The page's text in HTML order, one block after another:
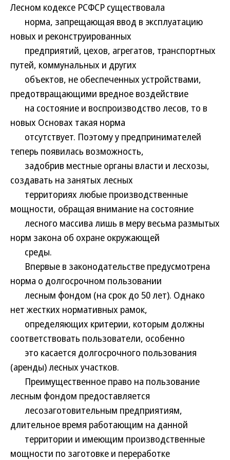
Лесном кодексе РСФСР существовала
норма, запрещающая ввод в эксплуатацию
новых и реконструированных
предприятий, цехов, агрегатов, транспортных
путей, коммунальных и других
объектов, не обеспеченных устройствами,
предотвращающими вредное воздействие
на состояние и воспроизводство лесов, то в
новых Основах такая норма
отсутствует. Поэтому у предпринимателей
теперь появилась возможность,
задобрив местные органы власти и лесхозы,
создавать на занятых лесных
территориях любые производственные
мощности, обращая внимание на состояние
лесного массива лишь в меру весьма размытых
норм закона об охране окружающей
среды.
Впервые в законодательстве предусмотрена
норма о долгосрочном пользовании
лесным фондом (на срок до 50 лет). Однако
нет жестких нормативных рамок,
определяющих критерии, которым должны
соответствовать пользователи, особенно
это касается долгосрочного пользования
(аренды) лесных участков.
Преимущественное право на пользование
лесным фондом предоставляется
лесозаготовительным предприятиям,
длительное время работающим на данной
территории и имеющим производственные
мощности по заготовке и переработке